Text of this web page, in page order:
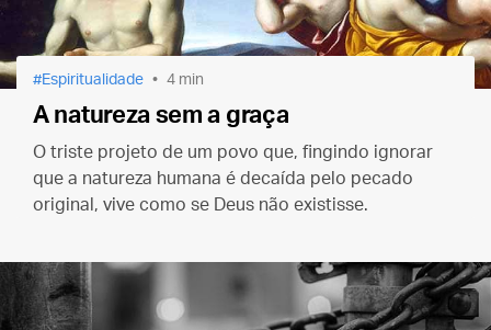
Espiritualidade 4 min
A natureza sem a graça
O triste projeto de um povo que, fingindo ignorar
que a natureza humana é decaída pelo pecado
original, vive como se Deus não existisse.